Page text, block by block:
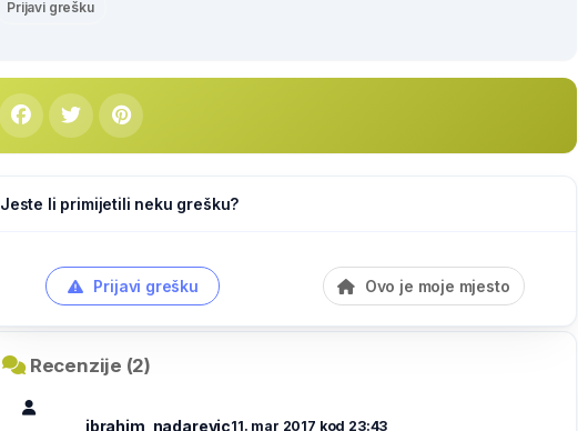
Prijavi grešku
Jeste li primijetili neku grešku?
Prijavi grešku Ovo je moje mjesto
Recenzije (2)
ibrahim_nadarevic11. mar 2017 kod 23:43